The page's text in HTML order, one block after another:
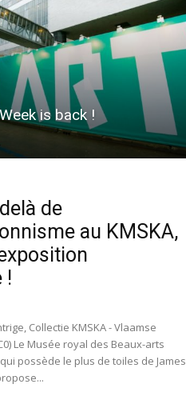
is back !
de
au KMSKA,
!
Collectie KMSKA - Vlaamse
Le Musée royal des Beaux-arts
qui possède le plus de toiles de James